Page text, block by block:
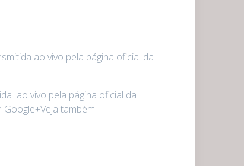
ao vivo pela página oficial da
ao vivo pela página oficial da
também